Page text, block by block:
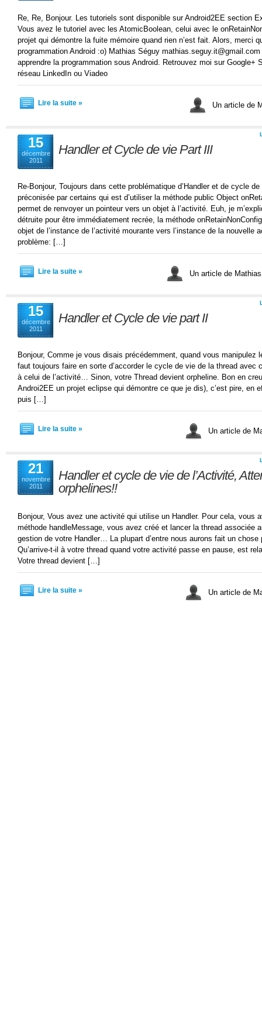
Re, Re, Bonjour. Les tutoriels sont disponible sur Android2EE section
Vous avez le tutoriel avec les AtomicBoolean, celui avec le
projet qui démontre la fuite mémoire quand rien n’est fait. Alors, merci
programmation Android :o) Mathias Séguy
apprendre la programmation sous Android. Retrouvez moi sur Google+
réseau LinkedIn ou Viadeo
Lire la suite » Un article de
15
décembre
2011
Handler et Cycle de vie Part III
Re-Bonjour, Toujours dans cette problématique d’Handler et de cycle
préconisée par certains qui est d’utiliser la méthode public Object
permet de renvoyer un pointeur vers un objet à l’activité. Euh, je
détruite pour être immédiatement recrée, la méthode
objet de l’instance de l’activité mourante vers l’instance de la nouvelle
problème: […]
Lire la suite » Un article de
15
décembre
2011
Handler et Cycle de vie part II
Bonjour, Comme je vous disais précédemment, quand vous manipulez
faut toujours faire en sorte d’accorder le cycle de vie de la thread avec
à celui de l’activité… Sinon, votre Thread devient orpheline. Bon en
Androi2EE un projet eclipse qui démontre ce que je dis), c’est pire, en
puis […]
Lire la suite » Un article de
21
novembre
2011
Handler et cycle de vie de l’Activité,
orphelines!!
Bonjour, Vous avez une activité qui utilise un Handler. Pour cela, vous
méthode handleMessage, vous avez créé et lancer la thread associée
gestion de votre Handler… La plupart d’entre nous aurons fait un chose
Qu’arrive-t-il à votre thread quand votre activité passe en pause, est
Votre thread devient […]
Lire la suite » Un article de